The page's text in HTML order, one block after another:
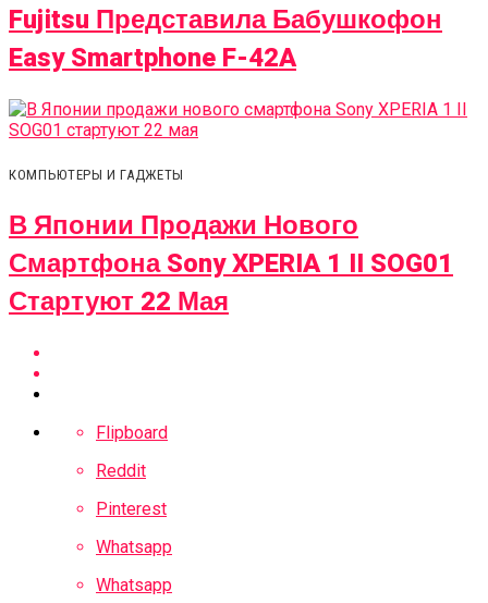
Fujitsu Представила Бабушкофон
Easy Smartphone F-42A
КОМПЬЮТЕРЫ И ГАДЖЕТЫ
В Японии Продажи Нового
Смартфона Sony XPERIA 1 II SOG01
Стартуют 22 Мая
Flipboard
Reddit
Pinterest
Whatsapp
Whatsapp